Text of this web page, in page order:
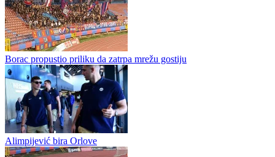
Meldin Podrug novo pojačanje Tanga
KMF Tango zvanično je predstavio novo pojačanje za predstojeće
prvenstvene izazove. Novi član kluba postao je Meldin Podrug,
igrač koji u redove Tanga stiže iz gradskog rivala Jahorine. Iz...
Puzigaća protiv očekivanja većine: Inat i ponos su u karakteru
čovjeka